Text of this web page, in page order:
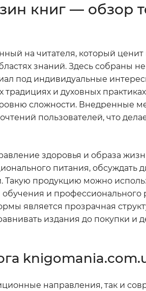
книг — обзор
на читателя, который
знаний. Здесь собраны
под индивидуальные
и духовных
сложности. Внедренные
пользователей, что
здоровья и образа
питания, обсуждать
продукцию можно
и профессионального
является прозрачная
издания до покупки и
направления, так и